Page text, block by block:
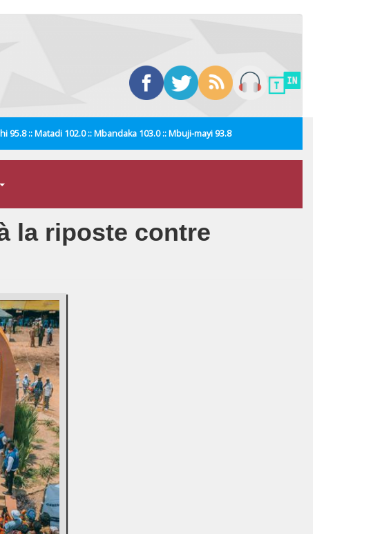
95.8 :: Matadi 102.0 :: Mbandaka 103.0 :: Mbuji-mayi 93.8
la riposte contre